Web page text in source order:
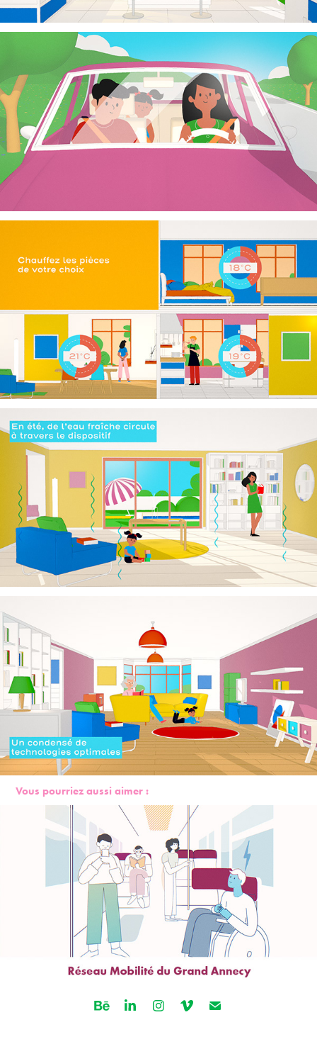
Vous pourriez aussi aimer :
Réseau Mobilité du Grand Annecy